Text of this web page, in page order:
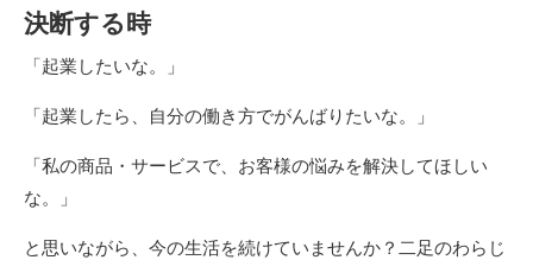
決断する時
「起業したいな。」
「起業したら、自分の働き方でがんばりたいな。」
「私の商品・サービスで、お客様の悩みを解決してほしい
な。」
と思いながら、今の生活を続けていませんか？二足のわらじ